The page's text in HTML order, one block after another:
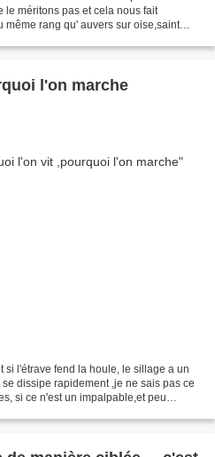
le méritons pas et cela nous fait
rang qu' auvers sur oise,saint
l'on marche
si l'étrave fend la houle, le sillage a un
dissipe rapidement ,je ne sais pas ce
si ce n'est un impalpable,et peu